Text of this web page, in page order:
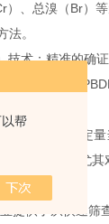
帮
、总溴（Br）
。
：精准的确
溴二苯醚（
度的元素定量​
定量分析，尤
供了从快速筛